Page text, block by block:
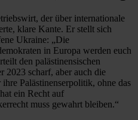
der über internationale
klare Kante. Er stellt sich
Ukraine: „Die
in Europa werden euch
den palästinensischen
2023 scharf, aber auch die
Palästinenserpolitik, ohne das
ein Recht auf
muss gewahrt bleiben.“